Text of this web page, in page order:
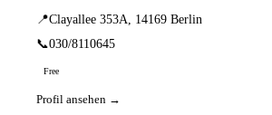
📍Clayallee 353A, 14169 Berlin
📞030/8110645
Free
Profil ansehen →